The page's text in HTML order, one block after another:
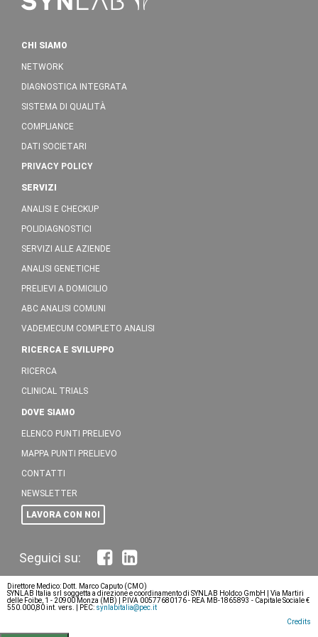
CHI SIAMO
NETWORK
DIAGNOSTICA INTEGRATA
SISTEMA DI QUALITÀ
COMPLIANCE
DATI SOCIETARI
PRIVACY POLICY
SERVIZI
ANALISI E CHECKUP
POLIDIAGNOSTICI
SERVIZI ALLE AZIENDE
ANALISI GENETICHE
PRELIEVI A DOMICILIO
ABC ANALISI COMUNI
VADEMECUM COMPLETO ANALISI
RICERCA E SVILUPPO
RICERCA
CLINICAL TRIALS
DOVE SIAMO
ELENCO PUNTI PRELIEVO
MAPPA PUNTI PRELIEVO
CONTATTI
NEWSLETTER
LAVORA CON NOI
Direttore Medico: Dott. Marco Caputo (CMO)
SYNLAB Italia srl soggetta a direzione e coordinamento di SYNLAB Holdco GmbH | Via Martiri
delle Foibe, 1 - 20900 Monza (MB) | P.IVA 00577680176 - REA MB-1865893 - Capitale Sociale €
550.000,80 int. vers. | PEC: synlabitalia@pec.it
Credits